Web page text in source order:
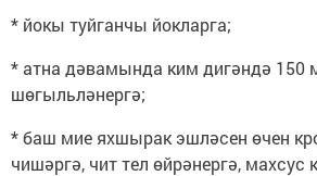
* йокы туйганчы йокларга;
* атна дәвамында ким дигәндә 150
шөгыльләнергә;
* баш мие яхшырак эшләсен өчен
чишәргә, чит тел өйрәнергә, махсус